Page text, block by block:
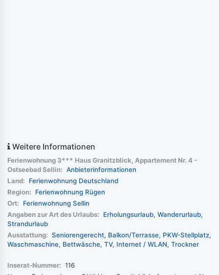
Weitere Informationen
Ferienwohnung 3*** Haus Granitzblick, Appartement Nr. 4 -
Ostseebad Sellin: Anbieterinformationen
Land:
Ferienwohnung Deutschland
Region:
Ferienwohnung Rügen
Ort:
Ferienwohnung Sellin
Angaben zur Art des Urlaubs:
Erholungsurlaub Wanderurlaub
Strandurlaub
Ausstattung: Seniorengerecht Balkon/Terrasse PKW-Stellplatz
Waschmaschine Bettwäsche TV Internet / WLAN Trockner
Inserat-Nummer: 116